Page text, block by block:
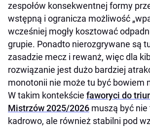
zespołów konsekwentnej formy
wstępną i ogranicza możliwość
wcześniej mogły kosztować
grupie. Ponadto nierozgrywane są
zasadzie mecz i rewanż, więc dla
rozwiązanie jest dużo bardziej
monotonii nie może tu być bowiem
W takim kontekście faworyci do
Mistrzów 2025/2026 muszą być
kadrowo, ale również stabilni pod